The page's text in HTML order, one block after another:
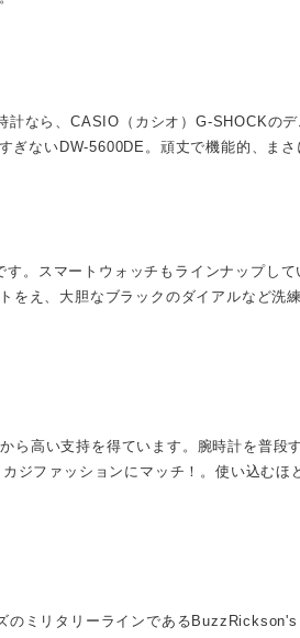
なら、CASIO（カシオ）G-SHOCKの
ないDW-5600DE。頑丈で機能的、ま
。スマートウォッチもラインナップし
をえ、大胆なブラックのダイアルなど
ら高い支持を得ています。腕時計を普
ジファッションにマッチ！。使い込む
のミリタリーラインである